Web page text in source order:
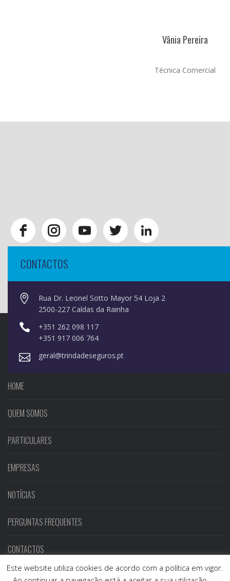
CONTACTOS
Rua Dr. Leonel Sotto Mayor 54 Loja 2
2500-227 Caldas da Rainha
+351 262 098 117
+351 917 006 764
geral@trindadeseguros.pt
HOME
QUEM SOMOS
PARTICULARES
EMPRESAS
NOTÍCIAS
PERGUNTAS FREQUENTES
CONTACTOS
Este website utiliza cookies de acordo com a política em vigor.